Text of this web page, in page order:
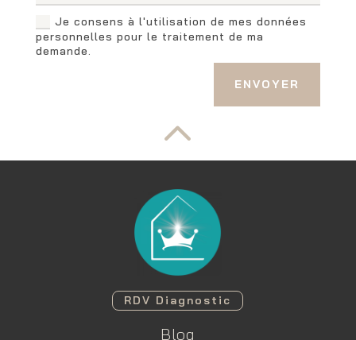
Je consens à l'utilisation de mes données
personnelles pour le traitement de ma
demande.
ENVOYER
2
RDV Diagnostic
Blog